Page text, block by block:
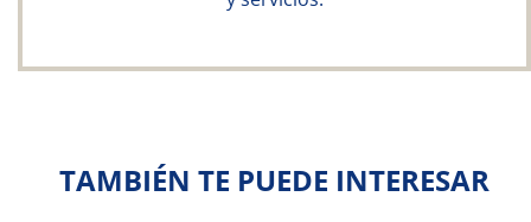
TAMBIÉN TE PUEDE INTERESAR